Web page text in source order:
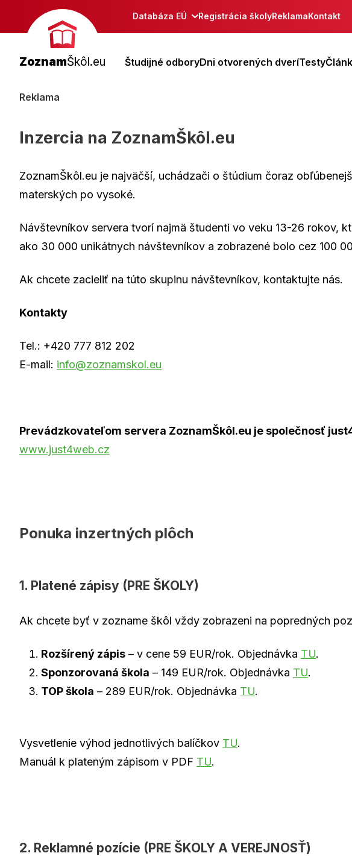
Databáza EÚ Registrácia školyReklamaKontakt
ZoznamŠkôl.eu Študijné odboryDni otvorených dveríTesty
Reklama
Inzercia na ZoznamŠkôl.eu
ZoznamŠkôl.eu je najväčší, uchádzači o štúdium čoraz
materských po vysoké.
Návštevníkov servera tvorí najmä študenti vo veku 13-26 rokov,
ako 30 000 unikátnych návštevníkov a zobrazené bolo cez 100
Ak chcete zacieliť na túto skupinu návštevníkov, kontaktujte nás.
Kontakty
Tel.: +420 777 812 202
E-mail: info@zoznamskol.eu
Prevádzkovateľom servera ZoznamŠkôl.eu je společnosť
www.just4web.cz
Ponuka inzertných plôch
1. Platené zápisy (PRE ŠKOLY)
Ak chcete byť v zozname škôl vždy zobrazeni na popredných
Rozšírený zápis – v cene 59 EUR/rok. Objednávka TU.
Sponzorovaná škola – 149 EUR/rok. Objednávka TU.
TOP škola – 289 EUR/rok. Objednávka TU.
Vysvetlenie výhod jednotlivých balíčkov TU.
Manuál k plateným zápisom v PDF TU.
2. Reklamné pozície (PRE ŠKOLY A VEREJNOSŤ)